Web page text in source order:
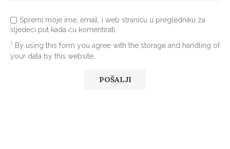
Spremi moje ime, email, i web stranicu u pregledniku za
sljedeći put kada ću komentirati.
* By using this form you agree with the storage and handling of
your data by this website.